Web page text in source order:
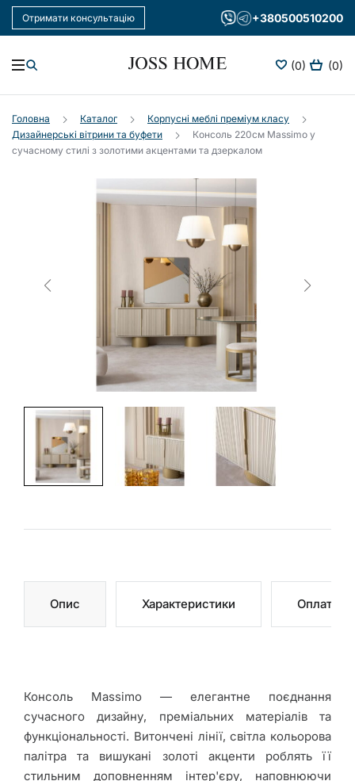
Отримати консультацію +380500510200
(0) (0)
особистий
Магазини
Подивитися
Спальні
Стільці
Крісла
Корпусні
Головна Каталог
Корпусні меблі преміум класу
Дизайнерські вітрини та буфети
Консоль 220см Massimo у
сучасному стилі з золотими акцентами та дзеркалом
Опис Характеристики Оплата
Консоль Massimo — елегантне поєднання
сучасного дизайну, преміальних матеріалів та
функціональності. Витончені лінії, світла кольорова
палітра та вишукані золоті акценти роблять її
стильним доповненням інтер'єру, наповнюючи